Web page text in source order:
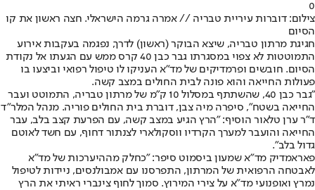
0
צילום: דוברות עיריית טבריה // אמרה גרמה הישראלי. חצה ראשון את קו
הסיום
חגיגת מרתון טבריה, שיצא הבוקר (ראשון) לדרך, נפגמה בעקבות אירוע
התמוטטות לא צפוי במסגרתו גבר כבן 40 קרס ממש עם הגעתו אל נקודת
הסיום. חובשים ופרמדיקים של מד"א העניקו לו טיפול רפואי וביצעו בו
פעולות החייאה והוא פונה לבית החולים במצב קשה.
"גבר כבן 40, שהשתתף במסלול 10 ק״מ של מרתון טבריה, התמוטט ועבר
החייאה בשטח", סיפרה מיה צבן, דוברת בית החולים פוריה. מנהל המלר״ד
ד״ר ערן טלאור הוסיף: "הרץ הגיע במצב קשה, עם הפרעת קצב בלב, עבר
החייאה והועבר למערך הקרדיו ווסקולארי לצנתור דחוף, עם חשד לאוטם
גדול בלב".
פאראמדיק מד"א שמעון ביסמוט סיפר: "כחלק מההיערכות של מד"א
לאבטחה הרפואית של המרתון, התפרסנו עם אמבולנסים, ניידות לטיפול
נמרץ ואופנועי מד"א על צירי המירוץ. סמוך לחוף צינברי ראיתי את הרץ